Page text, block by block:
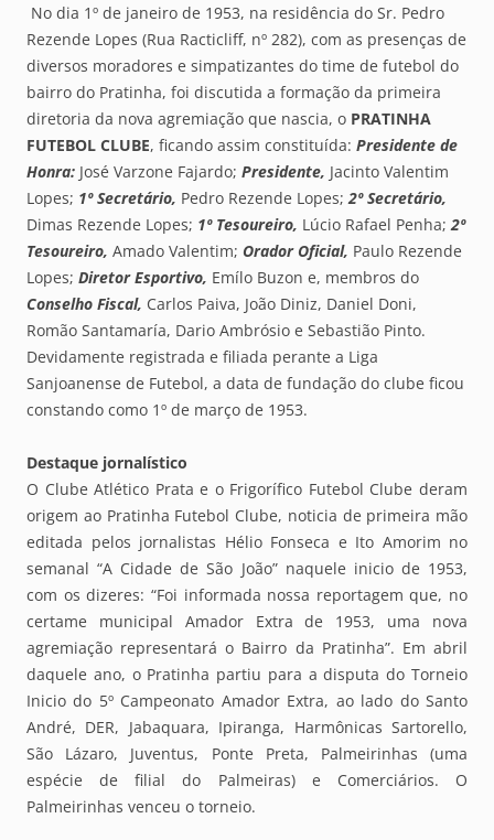
No dia 1º de janeiro de 1953, na residência do Sr. Pedro
Rezende Lopes (Rua Racticliff, nº 282), com as presenças de
diversos moradores e simpatizantes do time de futebol do
bairro do Pratinha, foi discutida a formação da primeira
diretoria da nova agremiação que nascia, o PRATINHA
FUTEBOL CLUBE, ficando assim constituída: Presidente de
Honra: José Varzone Fajardo; Presidente, Jacinto Valentim
Lopes; 1º Secretário, Pedro Rezende Lopes;2º Secretário,
Dimas Rezende Lopes; 1º Tesoureiro, Lúcio Rafael Penha;2º
Tesoureiro, Amado Valentim; Orador Oficial, Paulo Rezende
Lopes; Diretor Esportivo, Emílo Buzon e, membros do
Conselho Fiscal, Carlos Paiva, João Diniz, Daniel Doni,
Romão Santamaría, Dario Ambrósio e Sebastião Pinto.
Devidamente registrada e filiada perante a Liga
Sanjoanense de Futebol, a data de fundação do clube ficou
constando como 1º de março de 1953.
Destaque jornalístico
O Clube Atlético Prata e o Frigorífico Futebol Clube deram
origem ao Pratinha Futebol Clube, noticia de primeira mão
editada pelos jornalistas Hélio Fonseca e Ito Amorim no
semanal “A Cidade de São João” naquele inicio de 1953,
com os dizeres: “Foi informada nossa reportagem que, no
certame municipal Amador Extra de 1953, uma nova
agremiação representará o Bairro da Pratinha”. Em abril
daquele ano, o Pratinha partiu para a disputa do Torneio
Inicio do 5º Campeonato Amador Extra, ao lado do Santo
André, DER, Jabaquara, Ipiranga, Harmônicas Sartorello,
São Lázaro, Juventus, Ponte Preta, Palmeirinhas (uma
espécie de filial do Palmeiras) e Comerciários. O
Palmeirinhas venceu o torneio.